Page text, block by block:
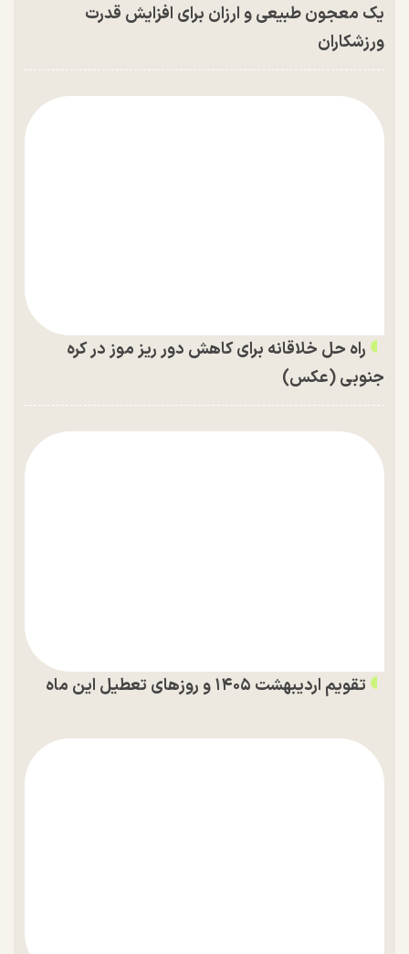
یک معجون طبیعی و ارزان برای افزایش قدرت
ورزشکاران
راه حل خلاقانه برای کاهش دور ریز موز در کره
جنوبی (عکس)
تقویم اردیبهشت ۱۴۰۵ و روز‌های تعطیل این ماه